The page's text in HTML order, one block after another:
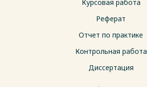
Курсовая работа
Реферат
Отчет по практике
Контрольная работа
Диссертация